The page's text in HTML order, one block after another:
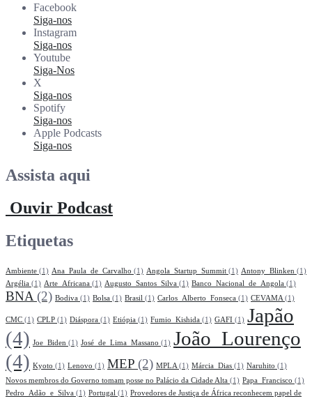
Facebook
Siga-nos
Instagram
Siga-nos
Youtube
Siga-Nos
X
Siga-nos
Spotify
Siga-nos
Apple Podcasts
Siga-nos
Assista aqui
Ouvir Podcast
Etiquetas
Ambiente (1) Ana_Paula_de_Carvalho (1) Angola_Startup_Summit (1) Antony_Blinken (1)
Argélia (1) Arte_Africana (1) Augusto_Santos_Silva (1) Banco_Nacional_de_Angola (1)
BNA(2) Bodiva (1) Bolsa (1) Brasil (1) Carlos_Alberto_Fonseca (1) CEVAMA(1)
CMC (1) CPLP (1) Diáspora (1) Etiópia (1) Fumio_Kishida (1) GAFI (1) Japão
(4) Joe_Biden (1) José_de_Lima_Massano (1) João_Lourenço
(4) Kyoto (1) Lenovo (1) MEP (2) MPLA(1) Márcia_Dias (1) Naruhito (1)
Novos membros do Governo tomam posse no Palácio da Cidade Alta (1) Papa_Francisco (1)
Pedro_Adão_e_Silva (1) Portugal (1) Provedores de Justiça de África reconhecem papel de